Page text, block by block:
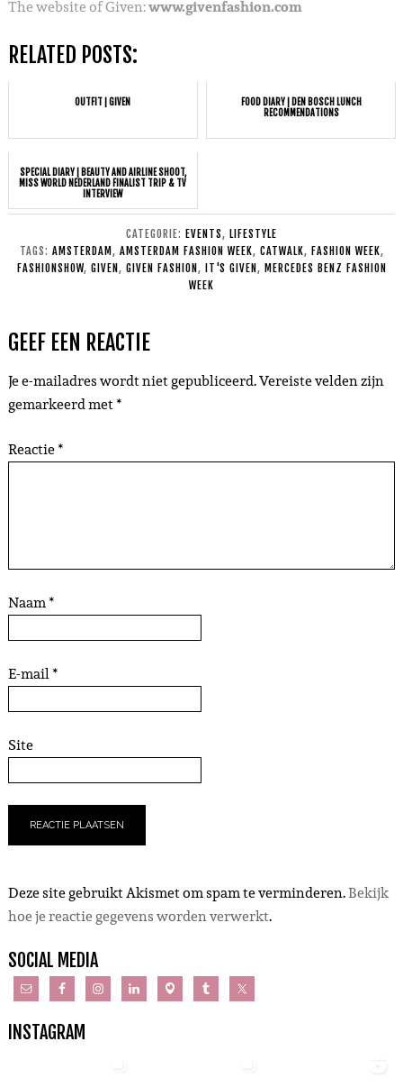
The website of Given:www.givenfashion.com
RELATED POSTS:
OUTFIT | GIVEN
FOOD DIARY | DEN BOSCH LUNCH
RECOMMENDATIONS
SPECIAL DIARY | BEAUTY AND AIRLINE SHOOT,
MISS WORLD NEDERLAND FINALIST TRIP & TV
INTERVIEW
CATEGORIE: EVENTS, LIFESTYLE
TAGS: AMSTERDAM , AMSTERDAM FASHION WEEK, CATWALK, FASHION WEEK,
FASHIONSHOW, GIVEN , GIVEN FASHION , IT'S GIVEN , MERCEDES BENZ FASHION
WEEK
GEEF EEN REACTIE
Je e-mailadres wordt niet gepubliceerd.Vereiste velden zijn
gemarkeerd met*
Reactie*
Naam*
E-mail*
Site
Deze site gebruikt Akismet om spam te verminderen.Bekijk
hoe je reactie gegevens worden verwerkt.
SOCIAL MEDIA
INSTAGRAM